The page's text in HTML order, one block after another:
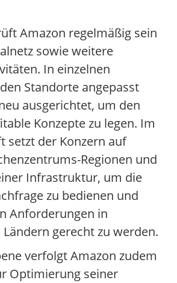
Amazon regelmäßig sein
sowie weitere
In einzelnen
Standorte angepasst
ausgerichtet, um den
Konzepte zu legen. Im
setzt der Konzern auf
Regionen und
Infrastruktur, um die
zu bedienen und
Anforderungen in
gerecht zu werden.
verfolgt Amazon zudem
Optimierung seiner